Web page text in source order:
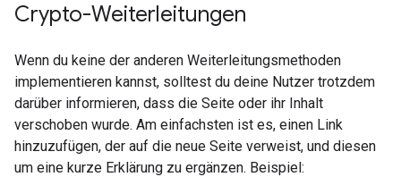
Crypto-Weiterleitungen
Wenn du keine der anderen Weiterleitungsmethoden
implementieren kannst, solltest du deine Nutzer trotzdem
darüber informieren, dass die Seite oder ihr Inhalt
verschoben wurde. Am einfachsten ist es, einen Link
hinzuzufügen, der auf die neue Seite verweist, und diesen
um eine kurze Erklärung zu ergänzen. Beispiel: